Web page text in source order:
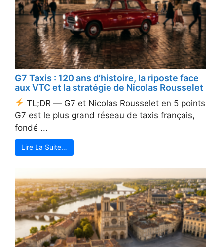
G7 Taxis : 120 ans d’histoire, la riposte face
aux VTC et la stratégie de Nicolas Rousselet
TL;DR — G7 et Nicolas Rousselet en 5 points
G7 est le plus grand réseau de taxis français,
fondé ...
Lire La Suite…